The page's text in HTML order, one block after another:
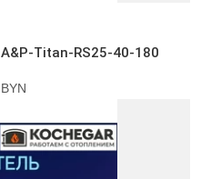
Titan-RS25-40-180